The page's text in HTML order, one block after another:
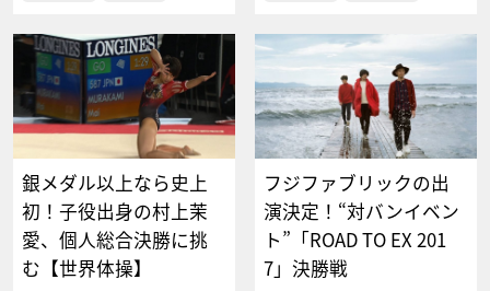
銀メダル以上なら史上
初！子役出身の村上茉
愛、個人総合決勝に挑
む【世界体操】
フジファブリックの出
演決定！“対バンイベン
ト”「ROAD TO EX 201
7」決勝戦